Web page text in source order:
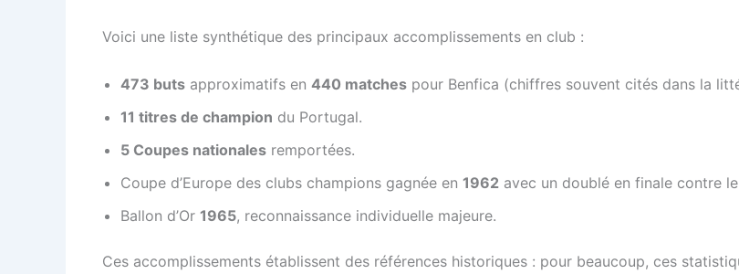
Voici une liste synthétique des principaux accomplissements en club :
473 buts approximatifs en 440 matches pour Benfica (chiffres souvent cités dans la
11 titres de champion du Portugal.
5 Coupes nationales remportées.
Coupe d’Europe des clubs champions gagnée en 1962 avec un doublé en finale contre
Ballon d’Or 1965, reconnaissance individuelle majeure.
Ces accomplissements établissent des références historiques : pour beaucoup, ces